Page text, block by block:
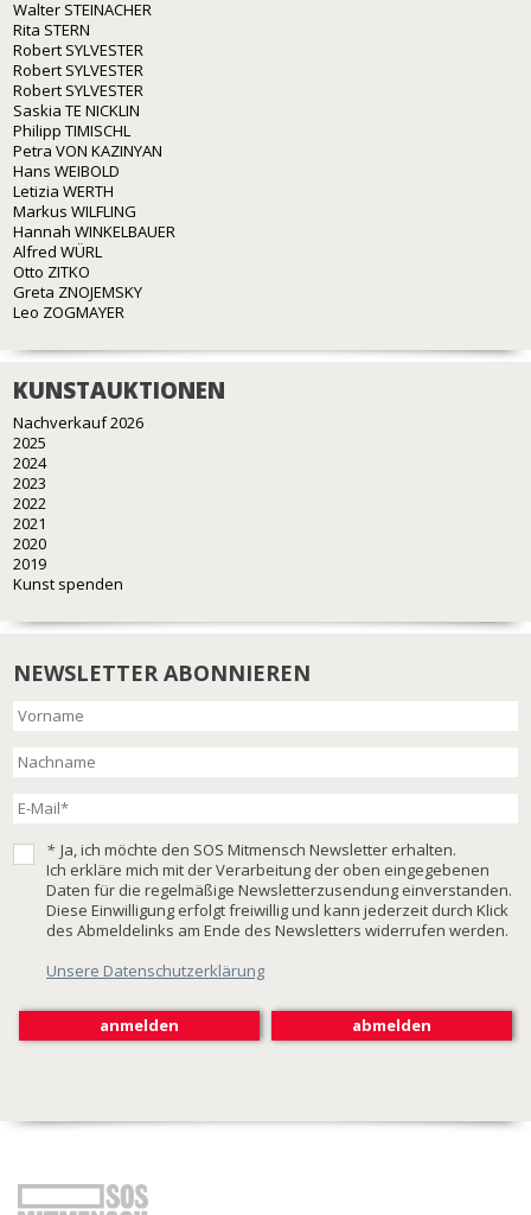
Walter STEINACHER
Rita STERN
Robert SYLVESTER
Robert SYLVESTER
Robert SYLVESTER
Saskia TE NICKLIN
Philipp TIMISCHL
Petra VON KAZINYAN
Hans WEIBOLD
Letizia WERTH
Markus WILFLING
Hannah WINKELBAUER
Alfred WÜRL
Otto ZITKO
Greta ZNOJEMSKY
Leo ZOGMAYER
KUNSTAUKTIONEN
Nachverkauf 2026
2025
2024
2023
2022
2021
2020
2019
Kunst spenden
NEWSLETTER ABONNIEREN
* Ja, ich möchte den SOS Mitmensch Newsletter erhalten.
Ich erkläre mich mit der Verarbeitung der oben eingegebenen
Daten für die regelmäßige Newsletterzusendung einverstanden.
Diese Einwilligung erfolgt freiwillig und kann jederzeit durch Klick
des Abmeldelinks am Ende des Newsletters widerrufen werden.
Unsere Datenschutzerklärung